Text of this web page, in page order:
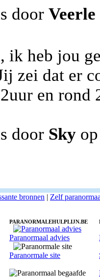
door Veerle
ik heb jou
zei dat er
en rond
door Sky
bronnen | Zelf
PARANORMALEHULPLIJN.BE
Paranormaal advies
Paranormale site